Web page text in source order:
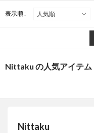
表示順 :
Nittaku の人気アイテム
Nittaku